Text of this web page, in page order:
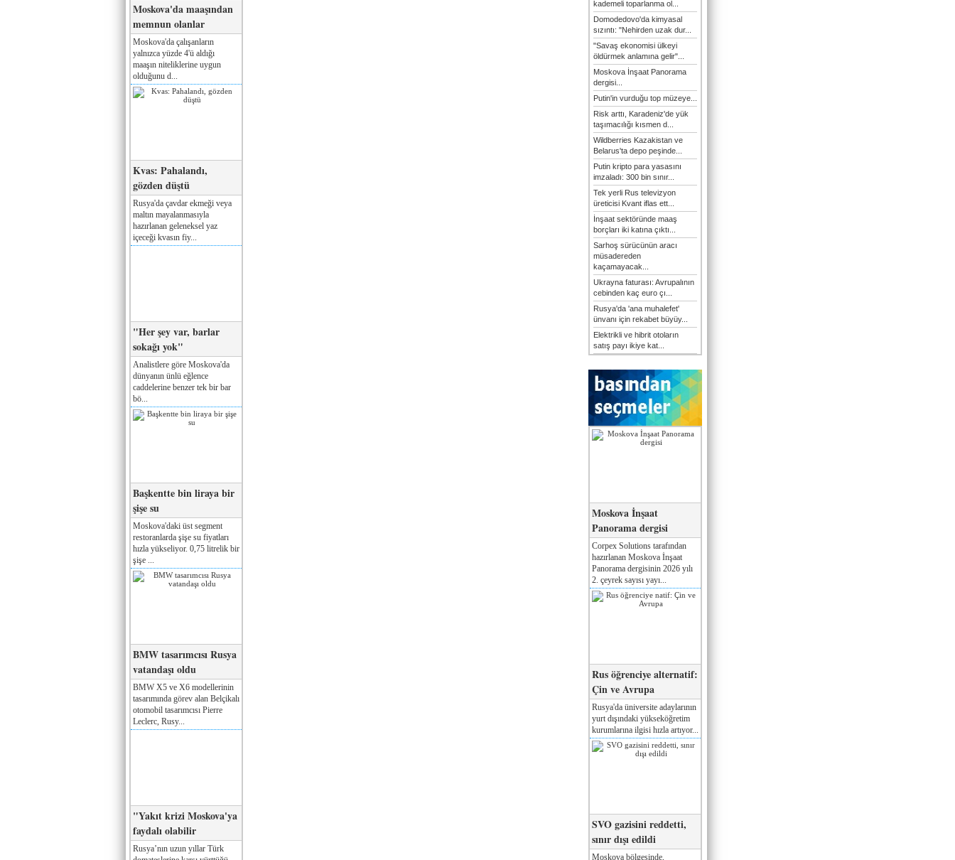
Moskova'da maaşından
memnun olanlar
Moskova'da çalışanların
yalnızca yüzde 4'ü aldığı
maaşın niteliklerine uygun
olduğunu d...
Kvas: Pahalandı,
gözden düştü
Rusya'da çavdar ekmeği veya
maltın mayalanmasıyla
hazırlanan geleneksel yaz
içeceği kvasın fiy...
"Her şey var, barlar
sokağı yok"
Analistlere göre Moskova'da
dünyanın ünlü eğlence
caddelerine benzer tek bir bar
bö...
Başkentte bin liraya bir
şişe su
Moskova'daki üst segment
restoranlarda şişe su fiyatları
hızla yükseliyor. 0,75 litrelik bir
şişe ...
BMW tasarımcısı Rusya
vatandaşı oldu
BMW X5 ve X6 modellerinin
tasarımında görev alan Belçikalı
otomobil tasarımcısı Pierre
Leclerc, Rusy...
"Yakıt krizi Moskova'ya
faydalı olabilir
Rusya’nın uzun yıllar Türk
kademeli toparlanma ol...
Domodedovo'da kimyasal
sızıntı: "Nehirden uzak dur...
"Savaş ekonomisi ülkeyi
öldürmek anlamına gelir"...
Moskova İnşaat Panorama
dergisi...
Putin'in vurduğu top müzeye...
Risk arttı, Karadeniz'de yük
taşımacılığı kısmen d...
Wildberries Kazakistan ve
Belarus'ta depo peşinde...
Putin kripto para yasasını
imzaladı: 300 bin sınır...
Tek yerli Rus televizyon
üreticisi Kvant iflas ett...
İnşaat sektöründe maaş
borçları iki katına çıktı...
Sarhoş sürücünün aracı
müsadereden
kaçamayacak...
Ukrayna faturası: Avrupalının
cebinden kaç euro çı...
Rusya'da 'ana muhalefet'
ünvanı için rekabet büyüy...
Elektrikli ve hibrit otoların
satış payı ikiye kat...
Moskova İnşaat
Panorama dergisi
Corpex Solutions tarafından
hazırlanan Moskova İnşaat
Panorama dergisinin 2026 yılı
2. çeyrek sayısı yayı...
Rus öğrenciye alternatif:
Çin ve Avrupa
Rusya'da üniversite adaylarının
yurt dışındaki yükseköğretim
kurumlarına ilgisi hızla artıyor...
SVO gazisini reddetti,
sınır dışı edildi
Moskova bölgesinde,